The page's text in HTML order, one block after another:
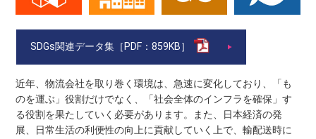
SDGs関連データ集［PDF：859KB］
近年、物流会社を取り巻く環境は、急速に変化しており、「も
のを運ぶ」役割だけでなく、「社会全体のインフラを確保」す
る役割を果たしていく必要があります。また、日本経済の発
展、日常生活の利便性の向上に貢献していく上で、輸配送時に